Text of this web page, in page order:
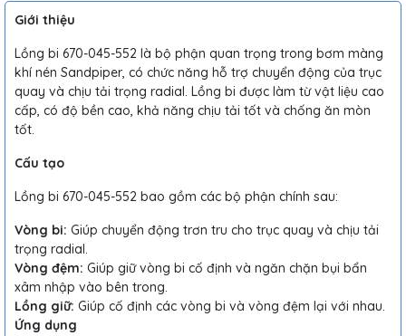
Giới thiệu
Lồng bi 670-045-552 là bộ phận quan trọng trong bơm màng
khí nén Sandpiper, có chức năng hỗ trợ chuyển động của trục
quay và chịu tải trọng radial. Lồng bi được làm từ vật liệu cao
cấp, có độ bền cao, khả năng chịu tải tốt và chống ăn mòn
tốt.
Cấu tạo
Lồng bi 670-045-552 bao gồm các bộ phận chính sau:
Vòng bi: Giúp chuyển động trơn tru cho trục quay và chịu tải
trọng radial.
Vòng đệm: Giúp giữ vòng bi cố định và ngăn chặn bụi bẩn
xâm nhập vào bên trong.
Lồng giữ: Giúp cố định các vòng bi và vòng đệm lại với nhau.
Ứng dụng